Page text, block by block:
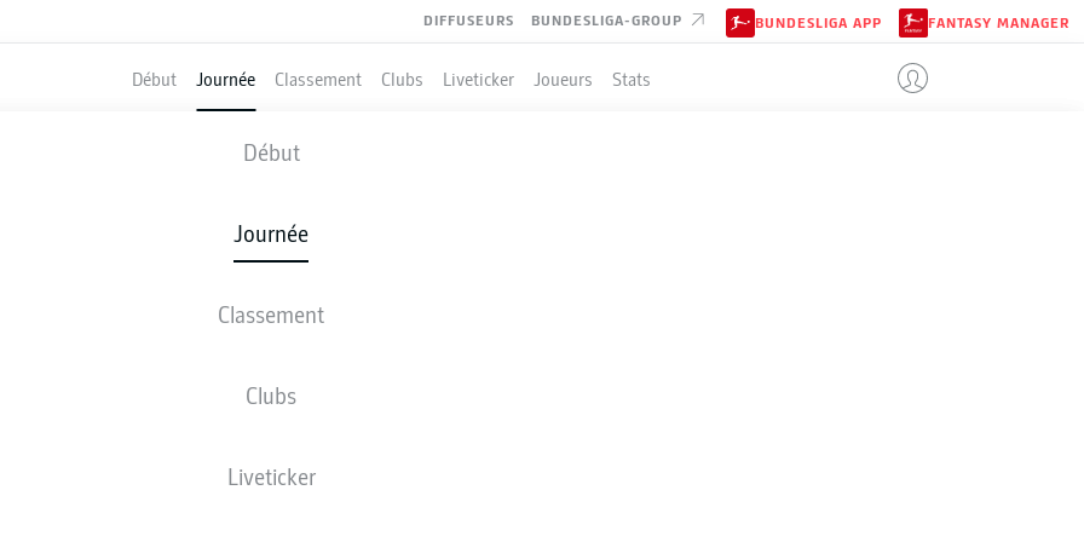
DIFFUSEURS BUNDESLIGA-GROUP BUNDESLIGA APP FANTASY MANAGER
Début Journée Classement Clubs Liveticker Joueurs Stats
Début
Journée
Classement
Clubs
Liveticker
DORTMUND - COLOGNE
COMPOSITIONS STATISTIQUES
ven., 14.05.2027 - dim., 16.05.2027